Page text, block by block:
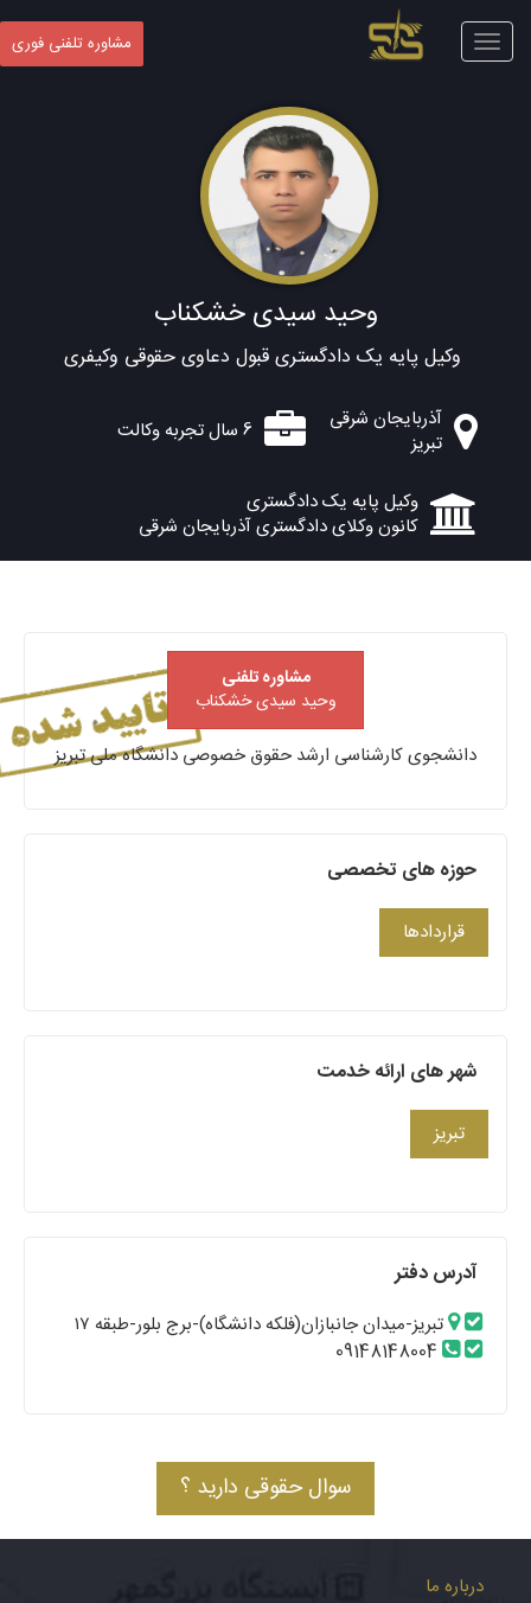
Toggle
navigation
مشاوره تلفنی فوری
وحید سیدی خشکناب
وکیل پایه یک دادگستری قبول دعاوی حقوقی وکیفری
آذربایجان شرقی
تبریز
6 سال تجربه وکالت
وکیل پایه یک دادگستری
کانون وکلای دادگستری آذربایجان شرقی
مشاوره تلفنی
وحید سیدی خشکناب
دانشجوی کارشناسی ارشد حقوق خصوصی دانشگاه ملی تبریز
حوزه های تخصصی
قراردادها
شهر های ارائه خدمت
تبریز
آدرس دفتر
تبریز-میدان جانبازان(فلکه دانشگاه)-برج بلور-طبقه ۱۷
09148148004
سوال حقوقی دارید ؟
درباره ما